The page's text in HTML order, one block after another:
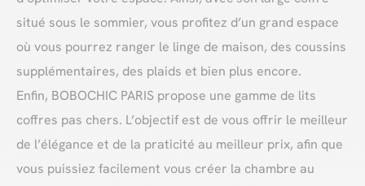
situé sous le sommier, vous profitez d’un grand espace
où vous pourrez ranger le linge de maison, des coussins
supplémentaires, des plaids et bien plus encore.
Enfin, BOBOCHIC PARIS propose une gamme de lits
coffres pas chers. L’objectif est de vous offrir le meilleur
de l’élégance et de la praticité au meilleur prix, afin que
vous puissiez facilement vous créer la chambre au